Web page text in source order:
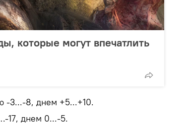
которые могут впечатлить
-3...-8, днем +5...+10.
17, днем 0...-5.